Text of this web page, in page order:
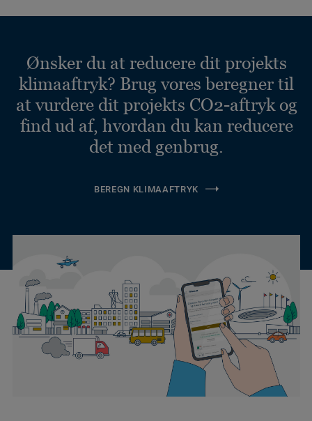
Ønsker du at reducere dit projekts
klimaaftryk? Brug vores beregner til
at vurdere dit projekts CO2-aftryk og
find ud af, hvordan du kan reducere
det med genbrug.
BEREGN KLIMAAFTRYK